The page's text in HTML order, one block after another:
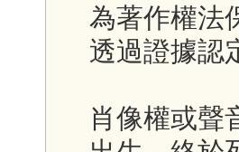
為著作權法
透過證據認
肖像權或聲